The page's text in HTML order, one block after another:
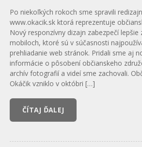
Po niekoľkých rokoch sme spravili
www.okacik.sk ktorá reprezentuje
Nový responzívny dizajn zabezpečí lepšie
mobiloch, ktoré sú v súčasnosti
prehliadanie web stránok. Pridali sme aj
informácie o pôsobení občianskeho
archív fotografií a videí sme zachovali.
Okáčik vzniklo v októbri […]
ČÍTAJ ĎALEJ